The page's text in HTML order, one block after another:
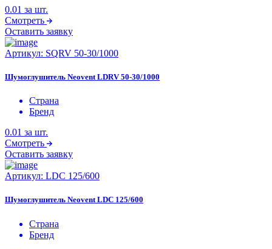
0.01 за шт.
Смотреть
Оставить заявку
Артикул: SQRV 50-30/1000
Шумоглушитель Neovent LDRV 50-30/1000
Страна
Бренд
0.01 за шт.
Смотреть
Оставить заявку
Артикул: LDC 125/600
Шумоглушитель Neovent LDC 125/600
Страна
Бренд